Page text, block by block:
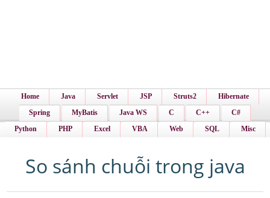
Home Java Servlet JSP Struts2
Hibernate
Spring
MyBatis Java WS C C++
C#
Python
PHP Excel VBA Web SQL Misc
So sánh chuỗi trong java